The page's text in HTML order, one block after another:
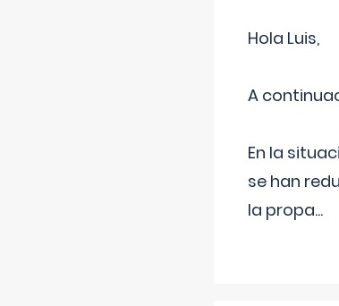
Hola Luis,
A
En la
se han
la propa...